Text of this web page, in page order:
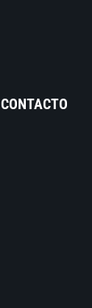
CONTACTO